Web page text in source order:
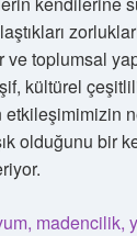
toplumsal
kültürel
olduğunu bir
madencilik,